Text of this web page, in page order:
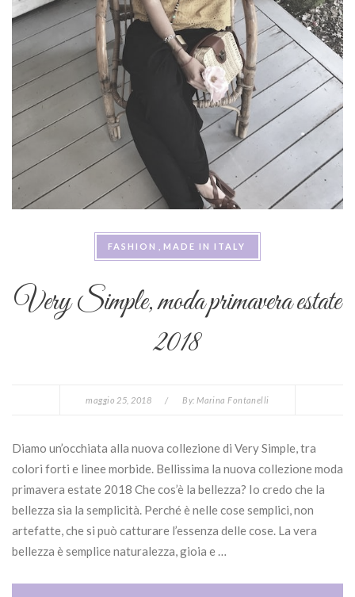
FASHION MADE IN ITALY
Very Simple, moda primavera estate
2018
maggio 25, 2018 / By: Marina Fontanelli
Diamo un’occhiata alla nuova collezione di Very Simple, tra
colori forti e linee morbide. Bellissima la nuova collezione moda
primavera estate 2018 Che cos’è la bellezza? Io credo che la
bellezza sia la semplicità. Perché è nelle cose semplici, non
artefatte, che si può catturare l’essenza delle cose. La vera
bellezza è semplice naturalezza, gioia e …